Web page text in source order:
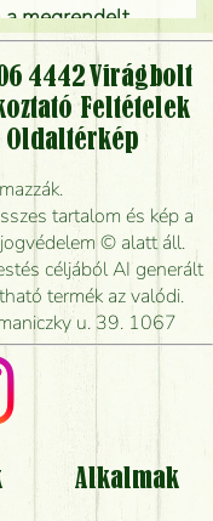
a megrendelt
kiszállítással
hogy még ma
a csokrot, és
önöknél?
van?
4442 Virágbolt
Feltételek
Oldaltérkép
tartalom és kép a
© alatt áll.
céljából AI generált
termék az valódi.
u. 39. 1067
Alkalmak